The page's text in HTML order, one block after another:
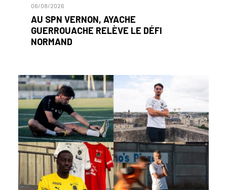
06/08/2026
AU SPN VERNON, AYACHE
GUERROUACHE RELÈVE LE DÉFI
NORMAND